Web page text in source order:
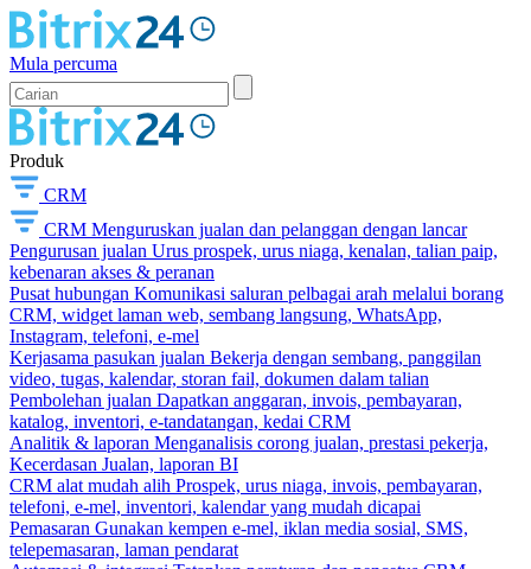
Mula percuma
Produk
CRM
CRM Menguruskan jualan dan pelanggan dengan lancar
Pengurusan jualan Urus prospek, urus niaga, kenalan, talian paip,
kebenaran akses & peranan
Pusat hubungan Komunikasi saluran pelbagai arah melalui borang
CRM, widget laman web, sembang langsung, WhatsApp,
Instagram, telefoni, e-mel
Kerjasama pasukan jualan Bekerja dengan sembang, panggilan
video, tugas, kalendar, storan fail, dokumen dalam talian
Pembolehan jualan Dapatkan anggaran, invois, pembayaran,
katalog, inventori, e-tandatangan, kedai CRM
Analitik & laporan Menganalisis corong jualan, prestasi pekerja,
Kecerdasan Jualan, laporan BI
CRM alat mudah alih Prospek, urus niaga, invois, pembayaran,
telefoni, e-mel, inventori, kalendar yang mudah dicapai
Pemasaran Gunakan kempen e-mel, iklan media sosial, SMS,
telepemasaran, laman pendarat